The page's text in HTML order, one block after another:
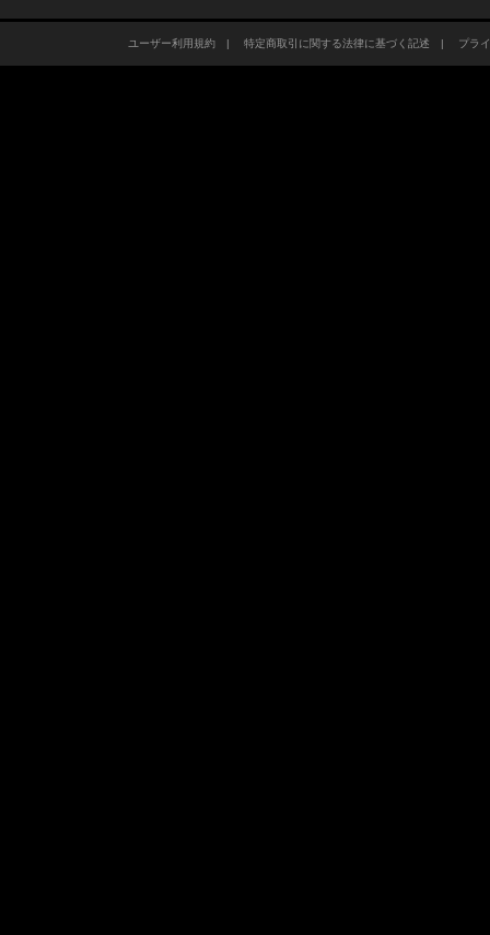
ユーザー利用規約| 特定商取引に関する法律に基づく記述 | プラ